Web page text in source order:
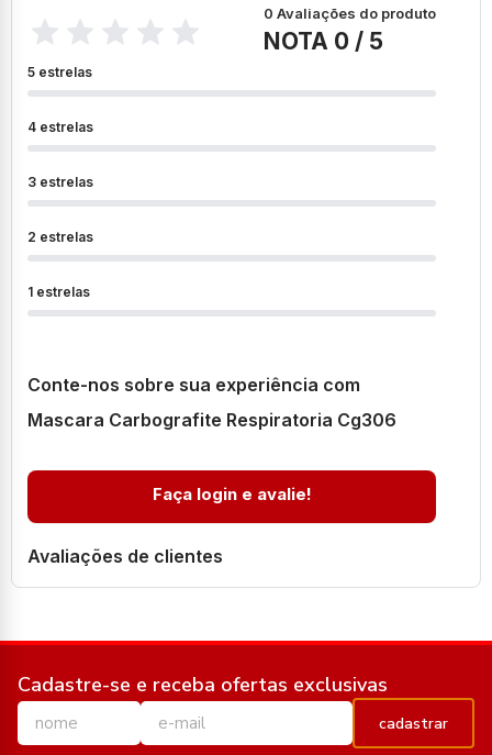
0 Avaliações do produto
NOTA 0 / 5
5 estrelas
4 estrelas
3 estrelas
2 estrelas
1 estrelas
Conte-nos sobre sua experiência com
Mascara Carbografite Respiratoria Cg306
Faça login e avalie!
Avaliações de clientes
Cadastre-se e receba ofertas exclusivas
cadastrar